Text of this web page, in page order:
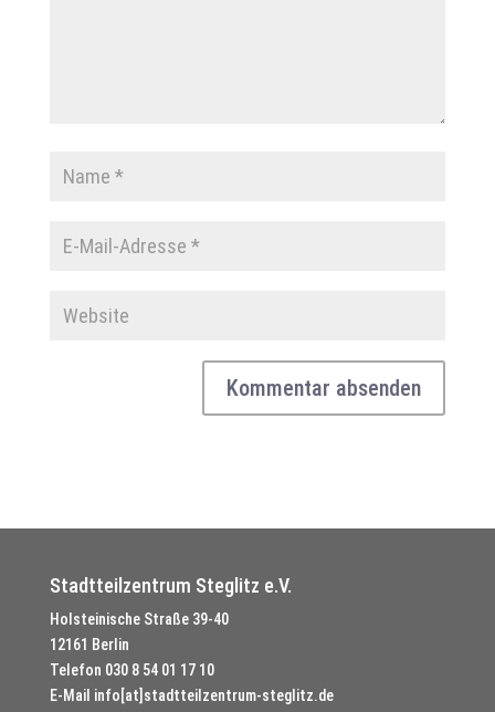
Stadtteilzentrum Steglitz e.V.
Holsteinische Straße 39-40
12161 Berlin
Telefon 030 8 54 01 17 10
E-Mail info[at]stadtteilzentrum-steglitz.de